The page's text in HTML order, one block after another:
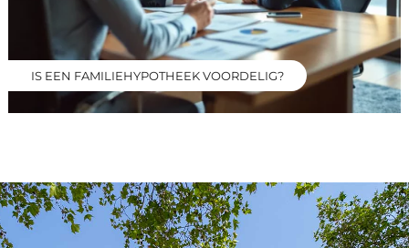
IS EEN FAMILIEHYPOTHEEK VOORDELIG?